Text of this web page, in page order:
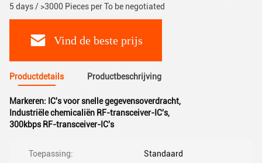
5 days / >3000 Pieces per To be negotiated
Vind de beste prijs
Productdetails Productbeschrijving
Markeren: IC's voor snelle gegevensoverdracht,
Industriële chemicaliën RF-transceiver-IC's,
300kbps RF-transceiver-IC's
Toepassing: Standaard